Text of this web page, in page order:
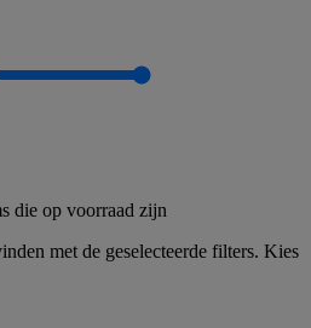
die op voorraad zijn
met de geselecteerde filters. Kies